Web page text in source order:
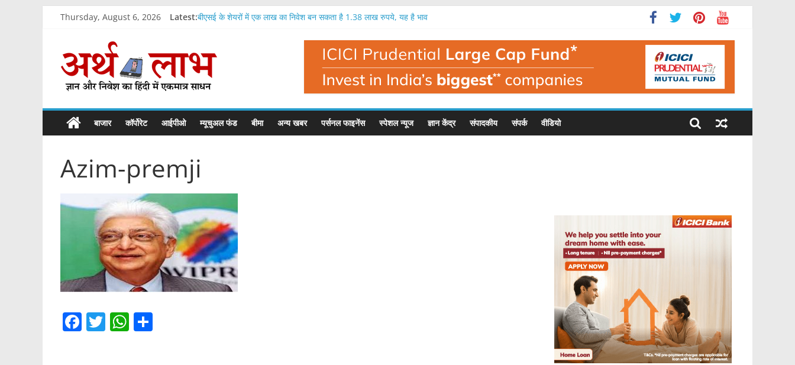
Thursday, August 6, 2026 Latest:बीएसई के शेयरों में एक लाख का निवेश बन सकता है 1.38 लाख रुपये, यह है भाव
वेदांता की इस कंपनी में एक लाख रुपये का निवेश बन सकता है 1.35 लाख रुपये
पूजा प्रिसिजन आईपीओ में निवेशक मालामाल, एक लाख का निवेश बना 1.56 लाख
शेयर बाजार में आने वाली है बहुत बड़ी गिरावट, इस फंड मैनेजर ने दी चेतावनी
ArthLabh
Business
News
बाजार कॉर्पोरेट आईपीओ म्यूचुअल फंड बीमा अन्य खबर पर्सनल फाइनेंस स्पेशल न्यूज ज्ञान केंद्र संपादकीय संपर्क वीडियो
Azim-premji
F T W